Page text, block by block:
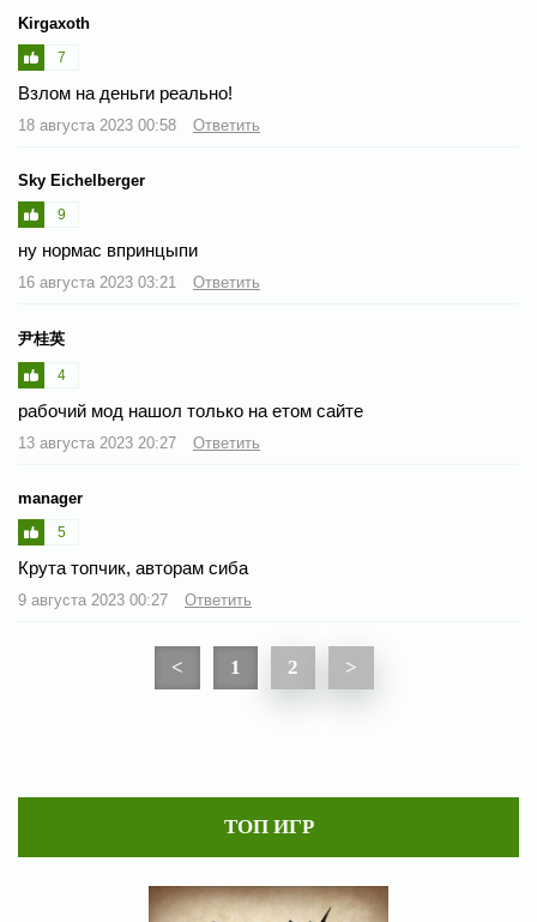
Kirgaxoth
7
Взлом на деньги реально!
18 августа 2023 00:58 Ответить
Sky Eichelberger
9
ну нормас впринцыпи
16 августа 2023 03:21 Ответить
尹桂英
4
рабочий мод нашол только на етом сайте
13 августа 2023 20:27 Ответить
manager
5
Крута топчик, авторам сиба
9 августа 2023 00:27 Ответить
< 1 2 >
ТОП ИГР